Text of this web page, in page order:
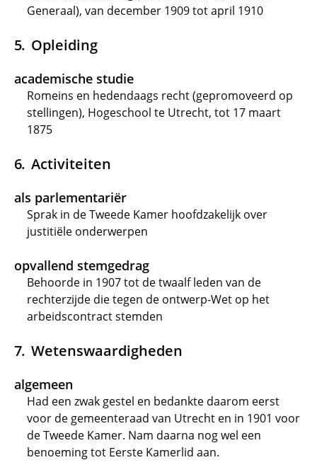
Generaal), van december 1909 tot april 1910
Opleiding
academische studie
Romeins en hedendaags recht (gepromoveerd op
stellingen), Hogeschool te Utrecht, tot 17 maart
1875
Activiteiten
als parlementariër
Sprak in de Tweede Kamer hoofdzakelijk over
justitiële onderwerpen
opvallend stemgedrag
Behoorde in 1907 tot de twaalf leden van de
rechterzijde die tegen de ontwerp-Wet op het
arbeidscontract stemden
Wetenswaardigheden
algemeen
Had een zwak gestel en bedankte daarom eerst
voor de gemeenteraad van Utrecht en in 1901 voor
de Tweede Kamer. Nam daarna nog wel een
benoeming tot Eerste Kamerlid aan.